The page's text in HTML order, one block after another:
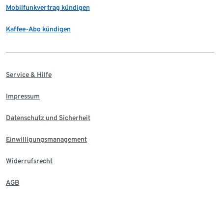
Mobilfunkvertrag kündigen
Kaffee-Abo kündigen
Service & Hilfe
Impressum
Datenschutz und Sicherheit
Einwilligungsmanagement
Widerrufsrecht
AGB